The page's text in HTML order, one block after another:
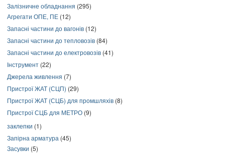
Залізничне обладнання (295)
Агрегати ОПЕ, ПЕ (12)
Запасні частини до вагонів (12)
Запасні частини до тепловозів (84)
Запасні частини до електровозів (41)
Інструмент (22)
Джерела живлення (7)
Пристрої ЖАТ (СЦП) (29)
Пристрої ЖАТ (СЦБ) для промшляхів (8)
Пристрої СЦБ для МЕТРО (9)
заклепки (1)
Запірна арматура (45)
Засувки (5)